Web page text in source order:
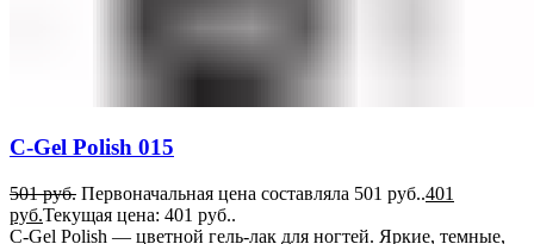
C-Gel Polish 015
501руб. Первоначальная цена составляла 501 руб..401
руб.Текущая цена: 401 руб..
C-Gel Polish — цветной гель-лак для ногтей. Яркие, темные,